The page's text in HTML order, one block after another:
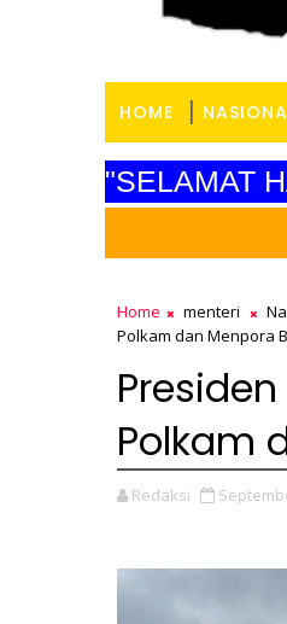
HOME
"SELAMAT
Home menteri
Polkam dan Menpora
Polkam
Redaksi